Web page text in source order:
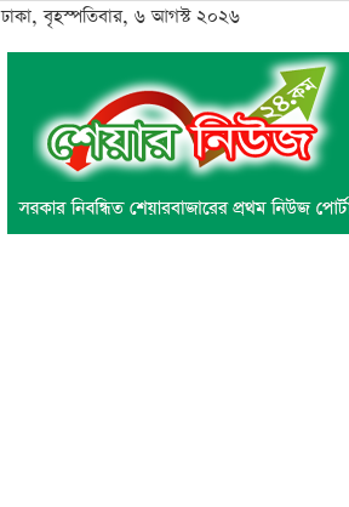
ঢাকা, বৃহস্পতিবার, ৬ আগস্ট ২০২৬